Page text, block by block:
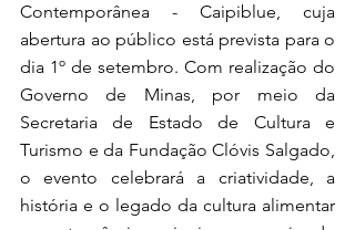
Contemporânea - Caipiblue, cuja
abertura ao público está prevista para o
dia 1º de setembro. Com realização do
Governo de Minas, por meio da
Secretaria de Estado de Cultura e
Turismo e da Fundação Clóvis Salgado,
o evento celebrará a criatividade, a
história e o legado da cultura alimentar